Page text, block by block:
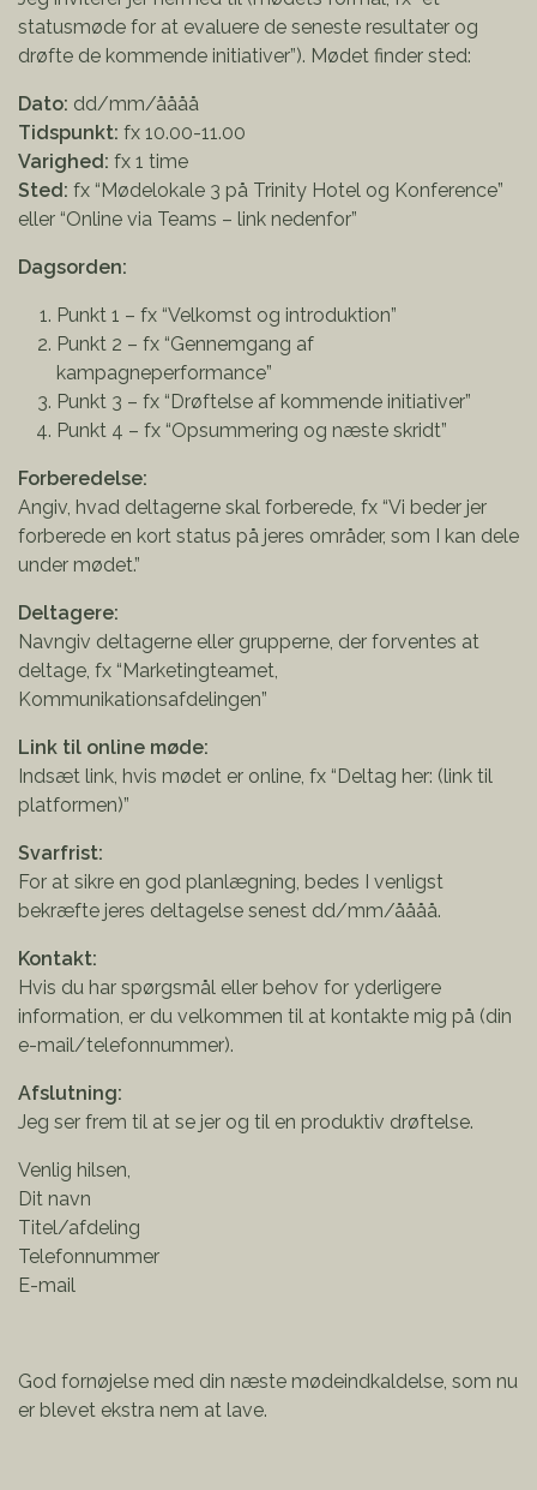
statusmøde for at evaluere de seneste resultater og
drøfte de kommende initiativer”). Mødet finder sted:
Dato: dd/mm/åååå
Tidspunkt: fx 10.00-11.00
Varighed: fx 1 time
Sted: fx “Mødelokale 3 på Trinity Hotel og Konference”
eller “Online via Teams – link nedenfor”
Dagsorden:
Punkt 1 – fx “Velkomst og introduktion”
Punkt 2 – fx “Gennemgang af
kampagneperformance”
Punkt 3 – fx “Drøftelse af kommende initiativer”
Punkt 4 – fx “Opsummering og næste skridt”
Forberedelse:
Angiv, hvad deltagerne skal forberede, fx “Vi beder jer
forberede en kort status på jeres områder, som I kan dele
under mødet.”
Deltagere:
Navngiv deltagerne eller grupperne, der forventes at
deltage, fx “Marketingteamet,
Kommunikationsafdelingen”
Link til online møde:
Indsæt link, hvis mødet er online, fx “Deltag her: (link til
platformen)”
Svarfrist:
For at sikre en god planlægning, bedes I venligst
bekræfte jeres deltagelse senest dd/mm/åååå.
Kontakt:
Hvis du har spørgsmål eller behov for yderligere
information, er du velkommen til at kontakte mig på (din
e-mail/telefonnummer).
Afslutning:
Jeg ser frem til at se jer og til en produktiv drøftelse.
Venlig hilsen,
Dit navn
Titel/afdeling
Telefonnummer
E-mail
God fornøjelse med din næste mødeindkaldelse, som nu
er blevet ekstra nem at lave.